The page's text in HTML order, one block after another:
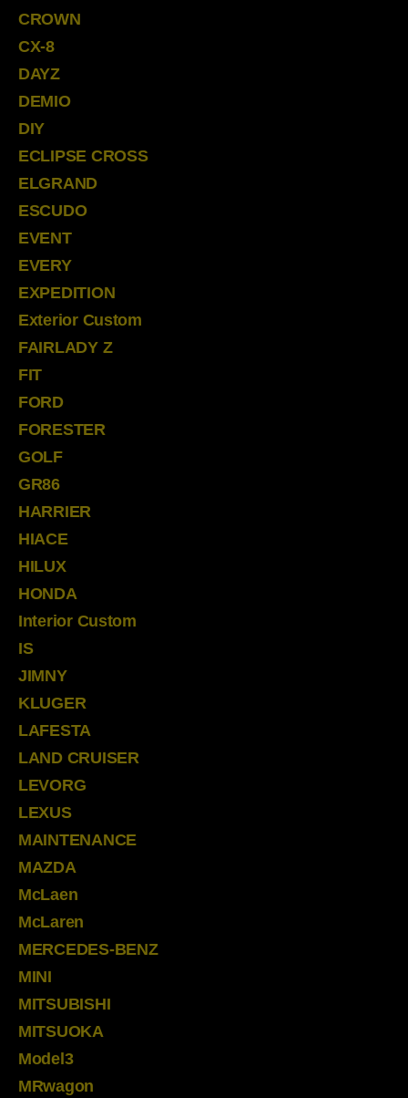
CROWN
CX-8
DAYZ
DEMIO
DIY
ECLIPSE CROSS
ELGRAND
ESCUDO
EVENT
EVERY
EXPEDITION
Exterior Custom
FAIRLADY Z
FIT
FORD
FORESTER
GOLF
GR86
HARRIER
HIACE
HILUX
HONDA
Interior Custom
IS
JIMNY
KLUGER
LAFESTA
LAND CRUISER
LEVORG
LEXUS
MAINTENANCE
MAZDA
McLaen
McLaren
MERCEDES-BENZ
MINI
MITSUBISHI
MITSUOKA
Model3
MRwagon